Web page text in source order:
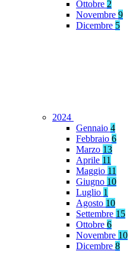
Ottobre 2
Novembre 9
Dicembre 5
2024
Gennaio 4
Febbraio 6
Marzo 13
Aprile 11
Maggio 11
Giugno 10
Luglio 1
Agosto 10
Settembre 15
Ottobre 6
Novembre 10
Dicembre 8